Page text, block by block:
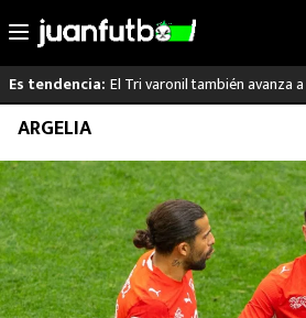
Saltar
contenido
Es tendencia: El Tri varonil también avanza
LO ÚLTIMO
LIGA MX
RAYADOS
PUMAS
ARGELIA